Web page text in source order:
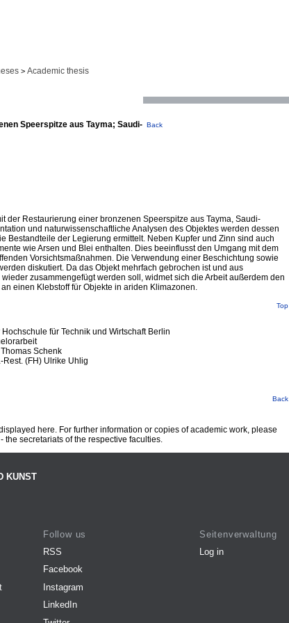
> Academic thesis
Speerspitze aus Tayma; Saudi- Back
der Restaurierung einer bronzenen Speerspitze aus Tayma, Saudi-
und naturwissenschaftliche Analysen des Objektes werden dessen
Bestandteile der Legierung ermittelt. Neben Kupfer und Zinn sind auch
wie Arsen und Blei enthalten. Dies beeinflusst den Umgang mit dem
Vorsichtsmaßnahmen. Die Verwendung einer Beschichtung sowie
diskutiert. Da das Objekt mehrfach gebrochen ist und aus
zusammengefügt werden soll, widmet sich die Arbeit außerdem den
einen Klebstoff für Objekte in ariden Klimazonen.
Top
Hochschule für Technik und Wirtschaft Berlin
Thomas Schenk
Rest. (FH) Ulrike Uhlig
Back
here. For further information or copies of academic work, please
secretariats of the respective faculties.
KUNST
Follow us
RSS
Facebook
Instagram
LinkedIn
Seitenverwaltung
Log in